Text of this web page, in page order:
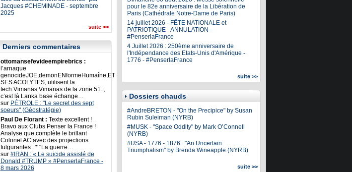
Jacques #CHEMINADE - septembre
2025
suite >>
Derniers commentaires
ottomansefevideempirebrics :
l’arnaque
genocideJOE,demonENformeHumaîne,ET
SES ACOLYTES, utilisent la
tech.Vimanas Vimanas de la zone 51: ;
c’est là Lanka base échange…
sur PÉTROLE : "Le secret des sept
soeurs" (Géostratégie)
Paul De Florant : Texte excellent !
Bravo aux Clubs Penser la France !
Analyse que complète le brillant
Colonel AC avec des projections
fulgurantes : * "La guerre…
sur #IRAN : « Le suicide assisté de
Donald #TRUMP » #PenserlaFrance -
8 mars 2026
pour le 82e anniversaire de la Libération de
Paris (Cathédrale Notre-Dame de Paris)
14 juillet 2026 - FÊTE NATIONALE et
PATRIOTIQUE - ANNULATION -
#PenserlaFrance
4 Juillet 2026 : 250ème anniversaire de
l'Indépendance des Etats-Unis d'Amérique -
1776 - #PenserlaFrance
suite >>
Dossiers chauds
#AndreBRETON - "On the Precipice" by Susan
Rubin Suleiman (NYRB)
#MUSK - "Space Oddity" by Mark O’Connell
(NYRB)
#USA - 1776 - 1876 : "An Uncertain
Triumphalism" by Brenda Wineapple (NYRB)
suite >>